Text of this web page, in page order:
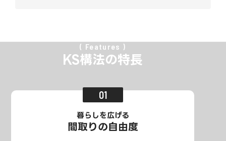
Features
KS構法の特長
暮らしを広げる
間取りの自由度